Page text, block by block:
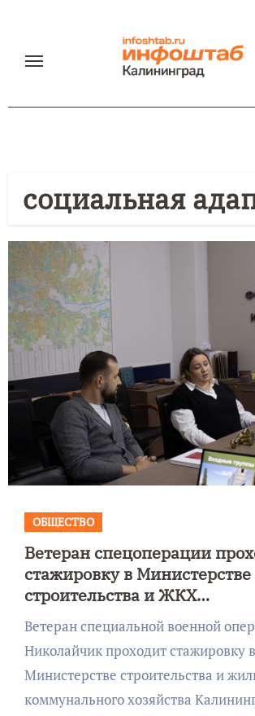
содержанию
социальная
ОБЩЕСТВО
Ветеран спецоперации
стажировку в Министерстве
строительства и ЖКХ
Калининградской области по
программе «Герои 39»
Ветеран специальной военной операции Иван
Николайчик проходит стажировку в
Министерстве строительства и
коммунального хозяйства